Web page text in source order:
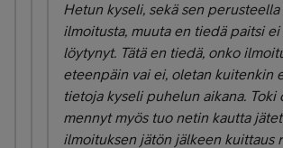
Hetun kyseli, sekä sen
ilmoitusta, muuta en tiedä paitsi
löytynyt. Tätä en tiedä, onko
eteenpäin vai ei, oletan kuitenkin
tietoja kyseli puhelun aikana. Toki
mennyt myös tuo netin kautta
ilmoituksen jätön jälkeen kuittaus